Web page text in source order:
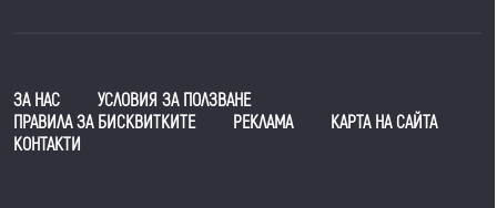
ЗА НАС
УСЛОВИЯ ЗА ПОЛЗВАНЕ
ПРАВИЛА ЗА БИСКВИТКИТЕ
РЕКЛАМА
КАРТА НА САЙТА
КОНТАКТИ